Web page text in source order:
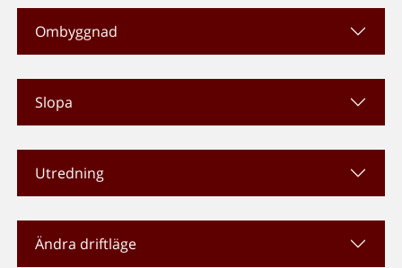
Ombyggnad
Slopa
Utredning
Ändra driftläge